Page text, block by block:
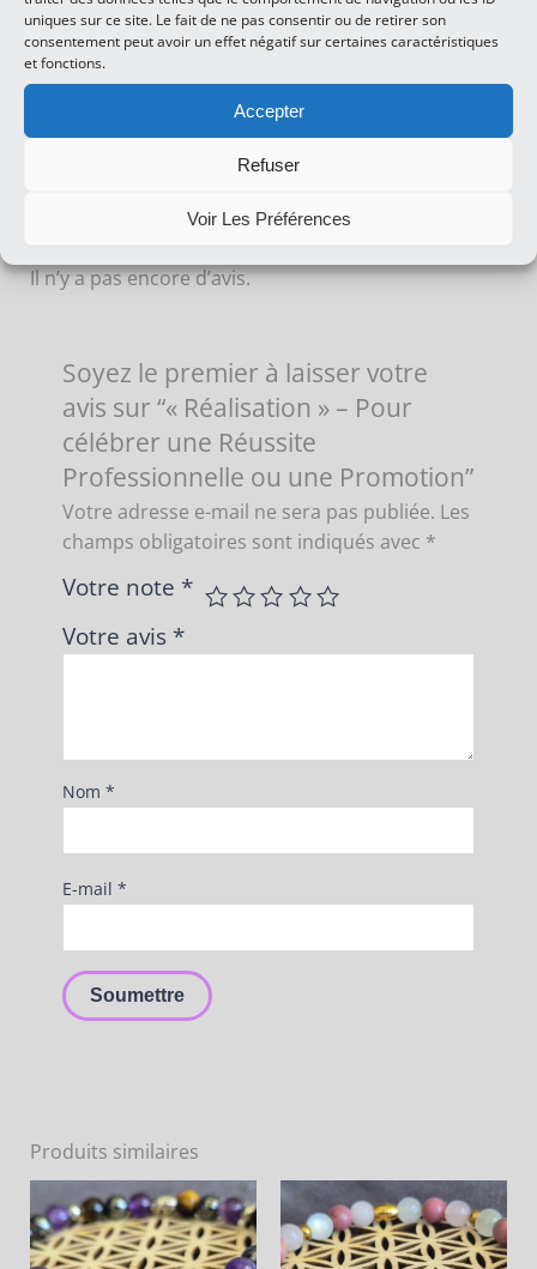
uniques sur ce site. Le fait de ne pas consentir ou de retirer son
consentement peut avoir un effet négatif sur certaines caractéristiques
et fonctions.
Accepter
Refuser
Voir Les Préférences
- +
Ajouter Au
Il n’y a pas encore d’avis.
Soyez le premier à laisser votre
avis sur “« Réalisation » – Pour
célébrer une Réussite
Professionnelle ou une Promotion”
Votre adresse e-mail ne sera pas publiée. Les
champs obligatoires sont indiqués avec *
Votre note *
Votre avis *
Nom*
E-mail*
Produits similaires
produit
a
Ce
a